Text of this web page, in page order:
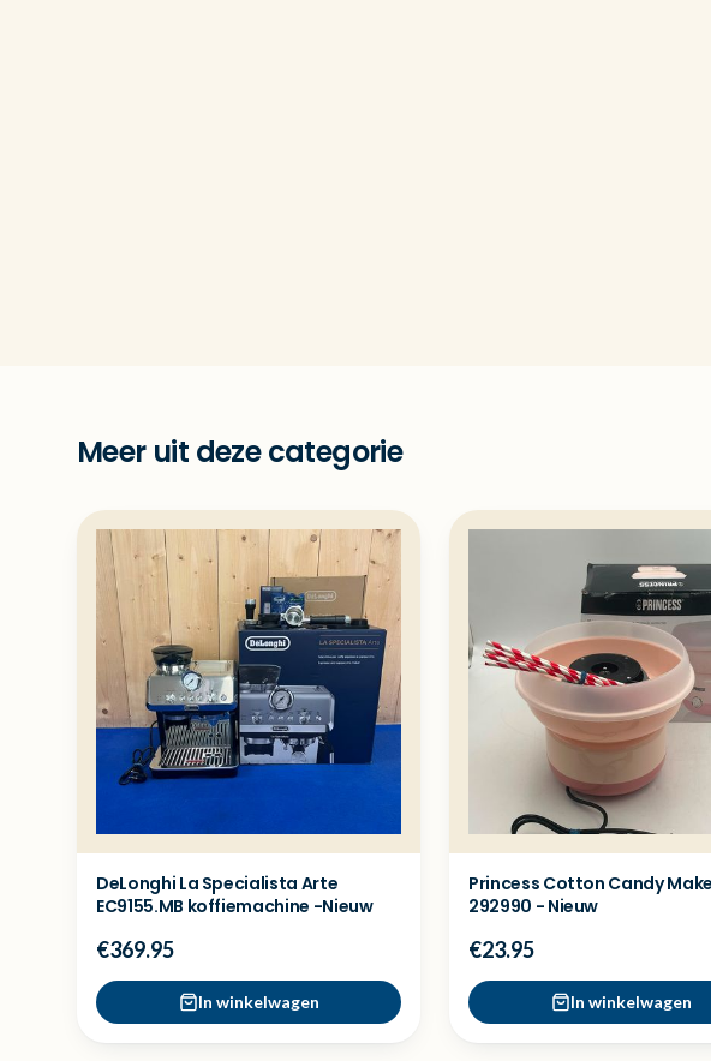
Meer uit deze categorie
DeLonghi La Specialista Arte
EC9155.MB koffiemachine -Nieuw
€369.95
In winkelwagen
Princess Cotton Candy
292990 - Nieuw
€23.95
In winkelwagen